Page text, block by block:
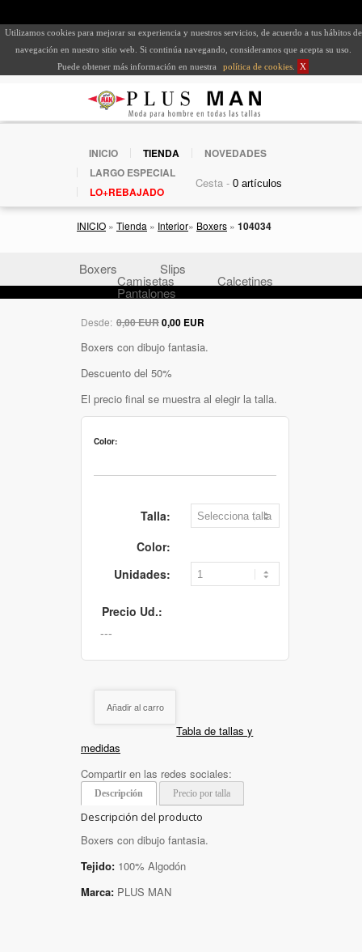
Utilizamos cookies para mejorar su experiencia y nuestros servicios, de acuerdo a tus hábitos de
navegación en nuestro sitio web. Si continúa navegando, consideramos que acepta su uso.
Puede obtener más información en nuestra
política de cookies X
INICIO TIENDA
NOVEDADES
LARGO ESPECIAL
LO+REBAJADO
Cesta -
INICIO » Tienda » Interior» Boxers » 104034
Boxers Slips
Camisetas Calcetines
Pantalones
Desde: 0,00 EUR0,00 EUR
Boxers con dibujo fantasia.
Descuento del 50%
El precio final se muestra al elegir la talla.
Color:
Talla:
Color:
Unidades:
Precio Ud.:
Añadir al carro
Tabla de tallas y
medidas
Compartir en las redes sociales:
Descripción Precio por talla
Descripción del producto
Boxers con dibujo fantasia.
Tejido: 100% Algodón
Marca: PLUS MAN